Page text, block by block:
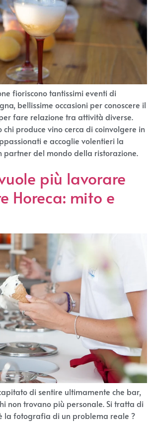
fioriscono tantissimi eventi di
bellissime occasioni per conoscere il
fare relazione tra attività diverse.
chi produce vino cerca di coinvolgere in
e accoglie volentieri la
partner del mondo della ristorazione.
più lavorare
Horeca: mito e
di sentire ultimamente che bar,
non trovano più personale. Si tratta di
la fotografia di un problema reale ?